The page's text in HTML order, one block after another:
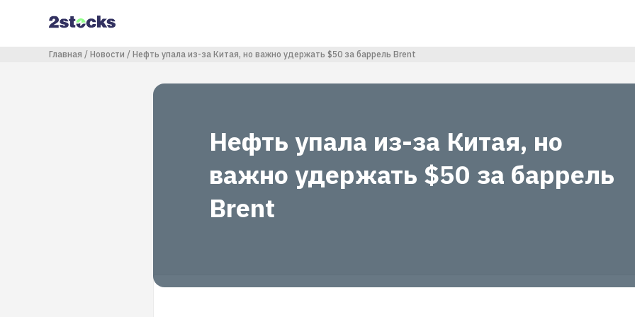
содержанию
Строка навигации
Главная Новости Нефть упала из-за Китая, но важно удержать $50 за баррель Brent
Нефть упала из-за Китая, но
важно удержать $50 за баррель
Brent